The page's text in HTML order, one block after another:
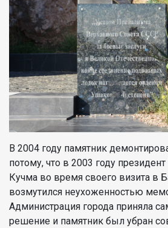
В 2004 году памятник
потому, что в 2003 году
Кучма во время своего визита в
возмутился неухоженностью
Администрация города приняла
решение и памятник был убран